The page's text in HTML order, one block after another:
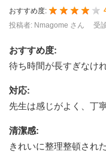
おすすめ度:
投稿者: Nmagome さん
受
おすすめ度:
待ち時間が長すぎなけ
対応:
先生は感じがよく、丁
清潔感:
きれいに整理整頓され